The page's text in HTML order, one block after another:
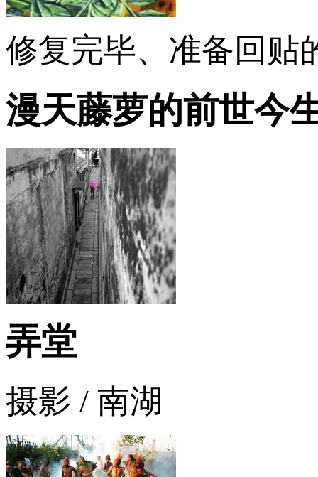
修复完毕、准备回贴
漫天藤萝的前世今
弄堂
摄影 / 南湖